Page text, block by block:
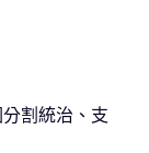
割統治、支